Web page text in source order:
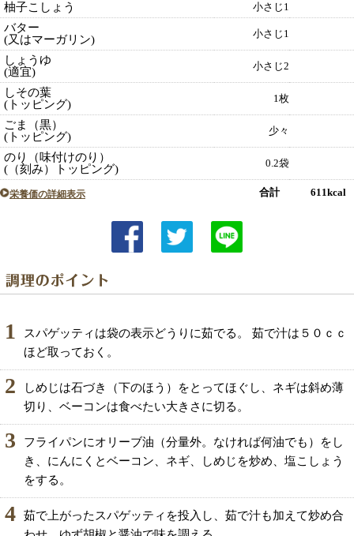
柚子こしょう 小さじ1
バター
(又はマーガリン)
小さじ1
しょうゆ
(適宜)
小さじ2
しその葉
(トッピング)
1枚
ごま（黒）
(トッピング)
少々
のり（味付けのり）
(（刻み）トッピング)
0.2袋
栄養価の詳細表示 合計 611kcal
1
スパゲッティは袋の表示どうりに茹でる。 茹で汁は５０ｃｃ
ほど取っておく。
2
しめじは石づき（下のほう）をとってほぐし、ネギは斜め薄
切り、ベーコンは食べたい大きさに切る。
3
フライパンにオリーブ油（分量外。なければ何油でも）をし
き、にんにくとベーコン、ネギ、しめじを炒め、塩こしょう
をする。
4
茹で上がったスパゲッティを投入し、茹で汁も加えて炒め合